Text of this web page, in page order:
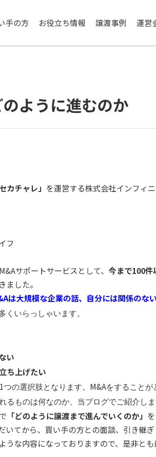
手の方 お役立ち情報 譲渡事例 運営
ように進むのか
カチャレ」 を運営する株式会社インフィ
フ
M&Aサポートサービスとして、 今まで100件
ました。
は大規模な企業の話、自分には関係のな
くいらっしゃいます。
い
ち上げたい
1つの選択肢となります。 M&Aをすることが
るものは何なのか、当ブログでご紹介しま
で 「どのように譲渡まで進んでいくのか」
いてから、買い手の方との面談、引き継ぎ
うな内容になっておりますので、是非と